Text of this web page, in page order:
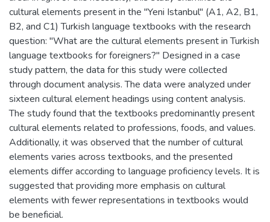
cultural elements present in the "Yeni Istanbul" (A1, A2, B1,
B2, and C1) Turkish language textbooks with the research
question: "What are the cultural elements present in Turkish
language textbooks for foreigners?" Designed in a case
study pattern, the data for this study were collected
through document analysis. The data were analyzed under
sixteen cultural element headings using content analysis.
The study found that the textbooks predominantly present
cultural elements related to professions, foods, and values.
Additionally, it was observed that the number of cultural
elements varies across textbooks, and the presented
elements differ according to language proficiency levels. It is
suggested that providing more emphasis on cultural
elements with fewer representations in textbooks would
be beneficial.